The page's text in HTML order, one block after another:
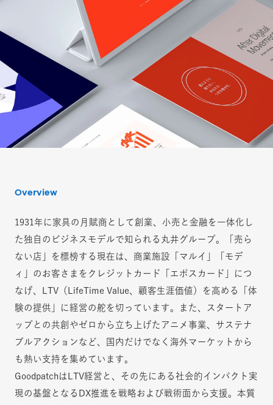
Overview
1931年に家具の月賦商として創業、小売と金融を一体化し
た独自のビジネスモデルで知られる丸井グループ。「売ら
ない店」を標榜する現在は、商業施設「マルイ」「モデ
ィ」のお客さまをクレジットカード「エポスカード」につ
なげ、LTV（LifeTime Value、顧客生涯価値）を高める「体
験の提供」に経営の舵を切っています。また、スタートア
ップとの共創やゼロから立ち上げたアニメ事業、サステナ
ブルアクションなど、国内だけでなく海外マーケットから
も熱い支持を集めています。
GoodpatchはLTV経営と、その先にある社会的インパクト実
現の基盤となるDX推進を戦略および戦術面から支援。本質